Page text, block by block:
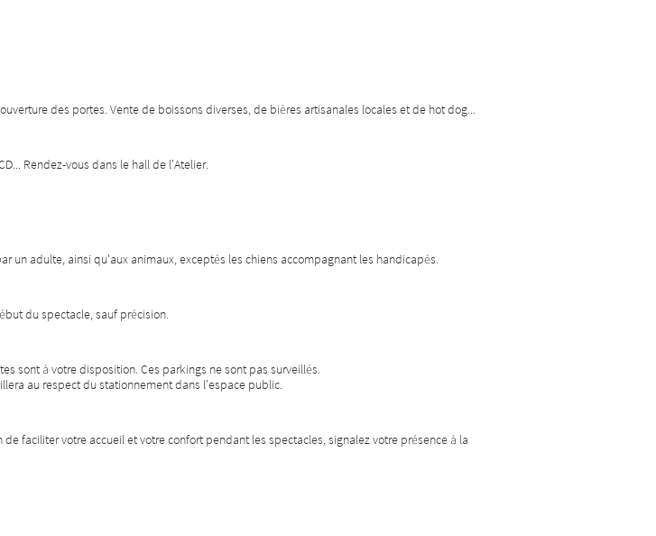
des portes. Vente de boissons diverses, de bières artisanales locales et de hot dog...
Rendez-vous dans le hall de l'Atelier.
un adulte, ainsi qu'aux animaux, exceptés les chiens accompagnant les handicapés.
du spectacle, sauf précision.
sont à votre disposition. Ces parkings ne sont pas surveillés.
au respect du stationnement dans l'espace public.
faciliter votre accueil et votre confort pendant les spectacles, signalez votre présence à la